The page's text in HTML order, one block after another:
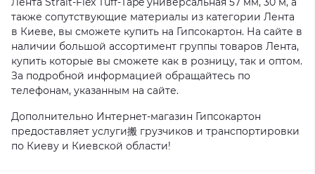
также сопутствующие материалы из категории Лента
в Киеве, вы сможете купить на Гипсокартон. На сайте в
наличии большой ассортимент группы товаров Лента,
купить которые вы сможете как в розницу, так и оптом.
За подробной информацией обращайтесь по
телефонам, указанным на сайте.
Дополнительно Интернет-магазин Гипсокартон
предоставляет услуги搬 грузчиков и транспортировки
по Киеву и Киевской области!